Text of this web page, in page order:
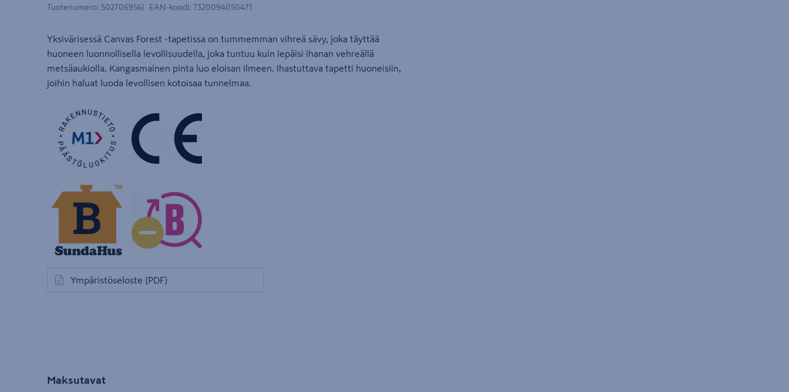
Tuotenumero: 502706956 EAN-koodi: 7320094050471
Yksivärisessä Canvas Forest -tapetissa on tummemman vihreä sävy, joka täyttää
huoneen luonnollisella levollisuudella, joka tuntuu kuin lepäisi ihanan vehreällä
metsäaukiolla. Kangasmainen pinta luo eloisan ilmeen. Ihastuttava tapetti huoneisiin,
joihin haluat luoda levollisen kotoisaa tunnelmaa.
Ympäristöseloste (PDF)
avautuu uuteen välilehteen
Maksutavat